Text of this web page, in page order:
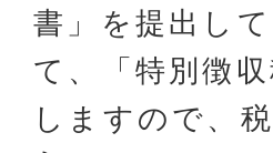
書」を提出し
て、「特別徴
しますので、